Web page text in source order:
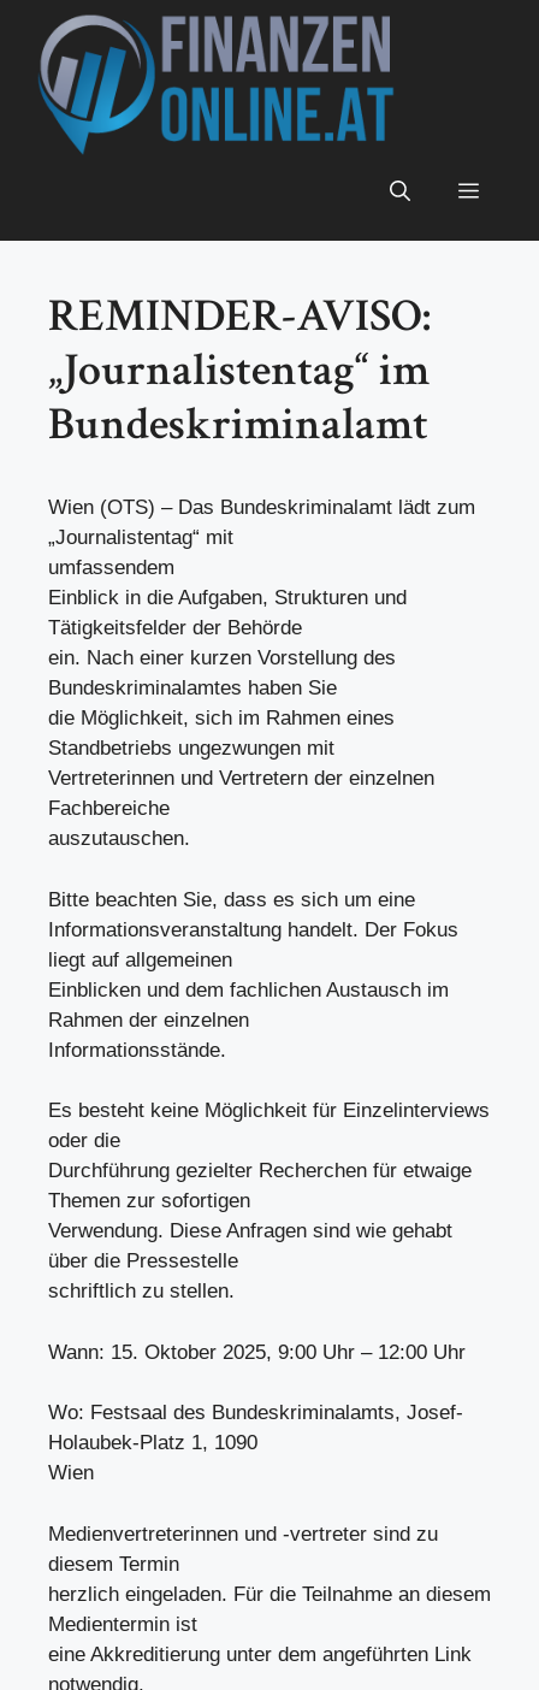
Inhalt
springen
Menü
REMINDER-AVISO:
„Journalistentag“ im
Bundeskriminalamt
Wien (OTS) – Das Bundeskriminalamt lädt zum
„Journalistentag“ mit
umfassendem
Einblick in die Aufgaben, Strukturen und
Tätigkeitsfelder der Behörde
ein. Nach einer kurzen Vorstellung des
Bundeskriminalamtes haben Sie
die Möglichkeit, sich im Rahmen eines
Standbetriebs ungezwungen mit
Vertreterinnen und Vertretern der einzelnen
Fachbereiche
auszutauschen.
Bitte beachten Sie, dass es sich um eine
Informationsveranstaltung handelt. Der Fokus
liegt auf allgemeinen
Einblicken und dem fachlichen Austausch im
Rahmen der einzelnen
Informationsstände.
Es besteht keine Möglichkeit für Einzelinterviews
oder die
Durchführung gezielter Recherchen für etwaige
Themen zur sofortigen
Verwendung. Diese Anfragen sind wie gehabt
über die Pressestelle
schriftlich zu stellen.
Wann: 15. Oktober 2025, 9:00 Uhr – 12:00 Uhr
Wo: Festsaal des Bundeskriminalamts, Josef-
Holaubek-Platz 1, 1090
Wien
Medienvertreterinnen und -vertreter sind zu
diesem Termin
herzlich eingeladen. Für die Teilnahme an diesem
Medientermin ist
eine Akkreditierung unter dem angeführten Link
notwendig.